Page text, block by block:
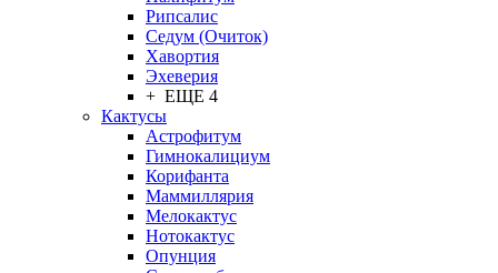
Рипсалис
Седум (Очиток)
Хавортия
Эхеверия
+ ЕЩЕ 4
Кактусы
Астрофитум
Гимнокалициум
Корифанта
Маммиллярия
Мелокактус
Нотокактус
Опунция